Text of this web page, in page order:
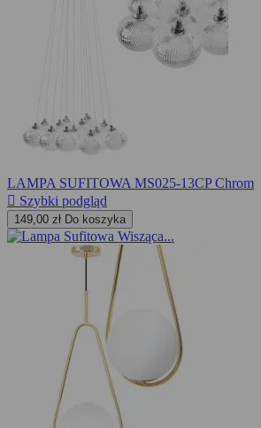
LAMPA SUFITOWA MS025-13CP Chrom
 Szybki podgląd
149,00 zł Do koszyka